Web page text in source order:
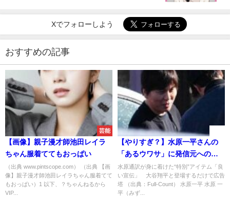
Xでフォローしよう
おすすめの記事
芸能
【画像】親子漫才師池田レイラ
ちゃん服着ててもおっぱい
（出典 www.pintscope.com） （出典 【画
像】親子漫才師池田レイラちゃん服着てて
もおっぱい）1 以下、？ちゃんねるから
VIP...
【やりすぎ？】水原一平さんの
「あるウワサ」に発信元へのブ
ーイングが一斉に起る事態に
水原通訳が身に着けた“特別”アイテム「良
い宣伝」 大谷翔平と登場するだけで広告
塔 （出典：Full-Count） 水原一平 水原 一
平（みず...